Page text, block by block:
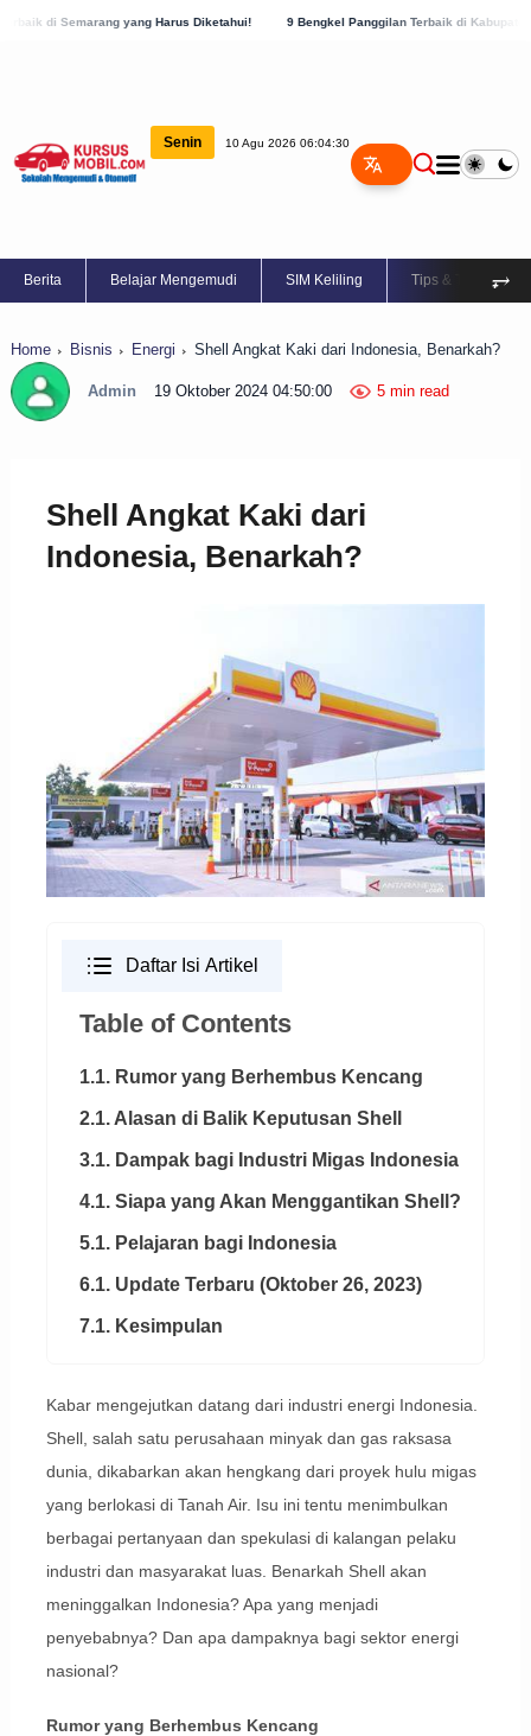
yang Harus Diketahui! 9 Bengkel Panggilan Terbaik di Kabupaten Semarang, Cek
Senin 10 Agu 2026 06:04:31
Berita Belajar Mengemudi SIM Keliling Tips & Trik ⥅
Home Bisnis Energi Shell Angkat Kaki dari Indonesia, Benarkah?
Admin 19 Oktober 2024 04:50:00 5 min read
Shell Angkat Kaki dari
Indonesia, Benarkah?
Daftar Isi Artikel
Table of Contents
1.1. Rumor yang Berhembus Kencang
2.1. Alasan di Balik Keputusan Shell
3.1. Dampak bagi Industri Migas Indonesia
4.1. Siapa yang Akan Menggantikan Shell?
5.1. Pelajaran bagi Indonesia
6.1. Update Terbaru (Oktober 26, 2023)
7.1. Kesimpulan
Kabar mengejutkan datang dari industri energi Indonesia.
Shell, salah satu perusahaan minyak dan gas raksasa
dunia, dikabarkan akan hengkang dari proyek hulu migas
yang berlokasi di Tanah Air. Isu ini tentu menimbulkan
berbagai pertanyaan dan spekulasi di kalangan pelaku
industri dan masyarakat luas. Benarkah Shell akan
meninggalkan Indonesia? Apa yang menjadi
penyebabnya? Dan apa dampaknya bagi sektor energi
nasional?
Rumor yang Berhembus Kencang